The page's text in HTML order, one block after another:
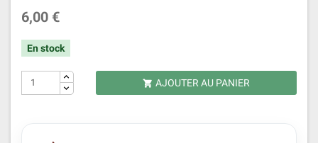
6,00 €
En stock
 AJOUTER AU PANIER